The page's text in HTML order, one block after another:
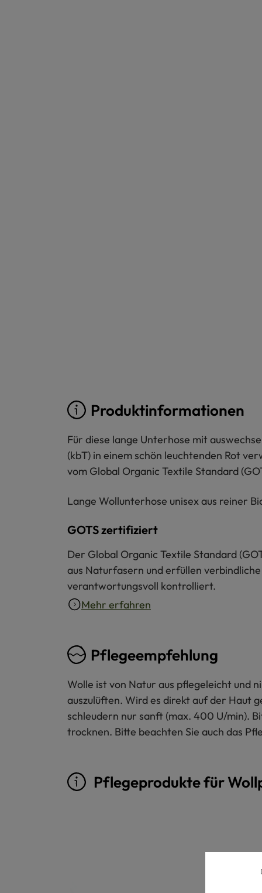
Produktinformationen
Für diese lange Unterhose mit
(kbT) in einem schön leuchtenden Rot
vom Global Organic Textile Standard
Lange Wollunterhose unisex aus reiner
GOTS zertifiziert
Der Global Organic Textile Standard
aus Naturfasern und erfüllen
verantwortungsvoll kontrolliert.
Mehr erfahren
Pflegeempfehlung
Wolle ist von Natur aus pflegeleicht und
auszulüften. Wird es direkt auf der Haut
schleudern nur sanft (max. 400 U/min).
trocknen. Bitte beachten Sie auch das
Pflegeprodukte für